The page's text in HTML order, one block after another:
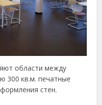
области между
300 кв.м. печатные
стен.